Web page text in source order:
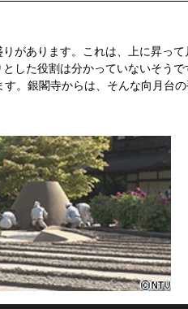
があります。これは、上に昇っ
した役割は分かっていないそう
。銀閣寺からは、そんな向月台